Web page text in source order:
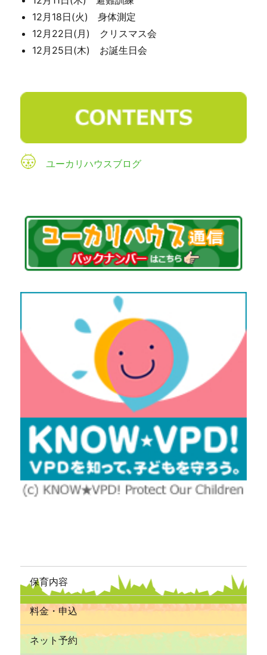
12月18日(火) 身体測定
12月22日(月) クリスマス会
12月25日(木) お誕生日会
ユーカリハウスブログ
保育内容
料金・申込
ネット予約